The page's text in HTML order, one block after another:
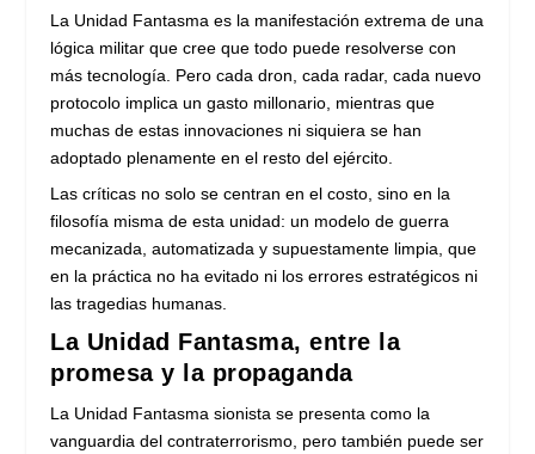
La Unidad Fantasma es la manifestación extrema de una
lógica militar que cree que todo puede resolverse con
más tecnología. Pero cada dron, cada radar, cada nuevo
protocolo implica un gasto millonario, mientras que
muchas de estas innovaciones ni siquiera se han
adoptado plenamente en el resto del ejército.
Las críticas no solo se centran en el costo, sino en la
filosofía misma de esta unidad: un modelo de guerra
mecanizada, automatizada y supuestamente limpia, que
en la práctica no ha evitado ni los errores estratégicos ni
las tragedias humanas.
La Unidad Fantasma, entre la
promesa y la propaganda
La Unidad Fantasma sionista se presenta como la
vanguardia del contraterrorismo, pero también puede ser